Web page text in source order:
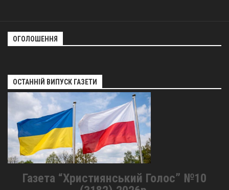
ОГОЛОШЕННЯ
ОСТАННІЙ ВИПУСК ГАЗЕТИ
Газета “Християнський Голос” №10